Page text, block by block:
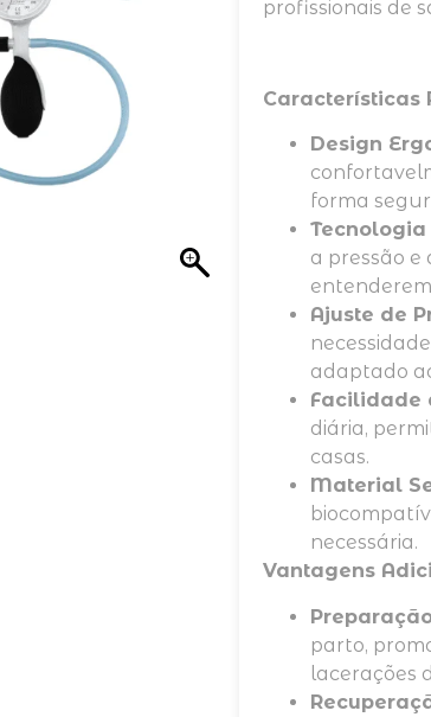
profissionais de
Características
Design
forma
a pressão e
Ajuste de
adaptado
Facilidade
diária,
casas.
Material
necessária.
Vantagens
parto,
lacerações